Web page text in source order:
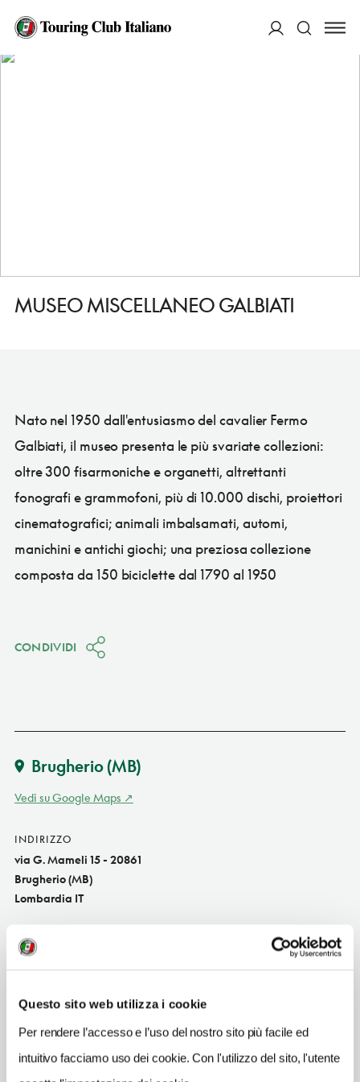
Questo sito web utilizza i cookie
Per rendere l’accesso e l’uso del nostro sito più facile ed
intuitivo facciamo uso dei cookie. Con l'utilizzo del sito, l'utente
HOME
MUSEO MISCELLANEO GALBIATI
MUSEO MISCELLANEO GALBIATI
Nato nel 1950 dall'entusiasmo del cavalier Fermo
Galbiati, il museo presenta le più svariate collezioni:
oltre 300 fisarmoniche e organetti, altrettanti
fonografi e grammofoni, più di 10.000 dischi, proiettori
cinematografici; animali imbalsamati, automi,
manichini e antichi giochi; una preziosa collezione
composta da 150 biciclette dal 1790 al 1950
CONDIVIDI
Brugherio(MB)
Vedi su Google Maps
INDIRIZZO
via G. Mameli 15 - 20861
Brugherio (MB)
Lombardia IT
www.comune.brugherio.mb.it
museogalbiati@libero.it
TELEFONO
039870124